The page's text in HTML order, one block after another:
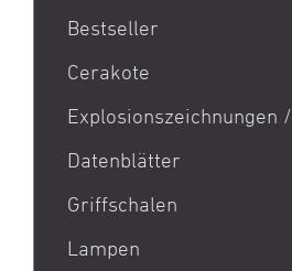
Bestseller
1911
Aktion Bester Preis
AR 15
B&T Print-X
Cerakote
Explosionszeichnungen /
Datenblätter
Griffschalen
Lampen